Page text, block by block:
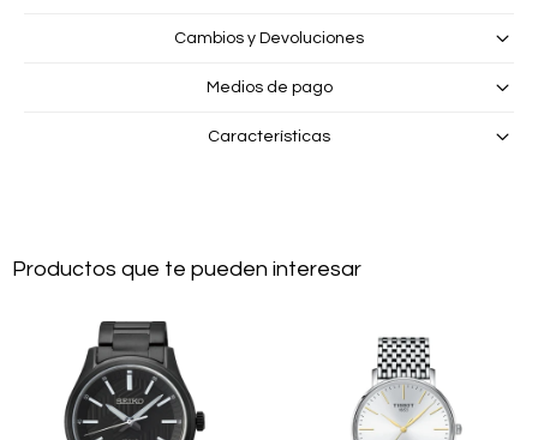
Cambios y Devoluciones
Medios de pago
Características
Productos que te pueden interesar